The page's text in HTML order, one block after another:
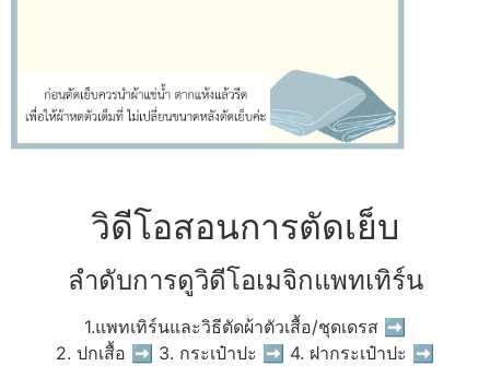
วิดีโอสอนการตัดเย็บ
ลำดับการดูวิดีโอเมจิกแพทเทิร์น
1.แพทเทิร์นและวิธีตัดผ้าตัวเสื้อ/ชุดเดรส ➡
2. ปกเสื้อ ➡ 3. กระเป๋าปะ ➡ 4. ฝากระเป๋าปะ ➡